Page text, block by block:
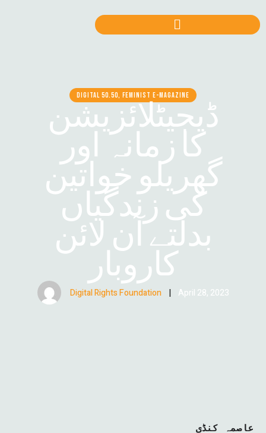
DIGITAL 50.50, FEMINIST E-MAGAZINE
ڈیجیٹلائزیشن
کا زمانہ اور
گھریلو خواتین
کی زندگیاں
بدلتے آن لائن
کاروبار
Digital Rights Foundation | April 28, 2023
عاصمہ کنڈی